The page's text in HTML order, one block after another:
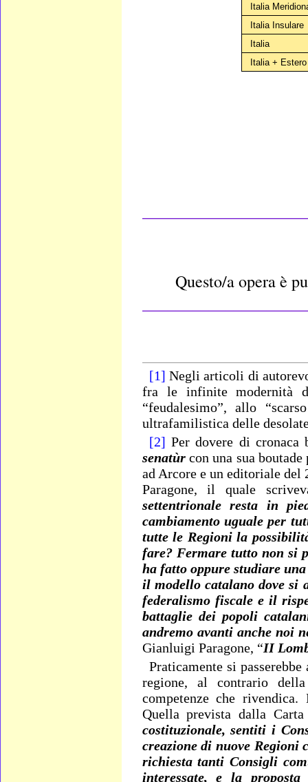
Italia
Italia Insulare
Italia
Italia + Estero
Questo/a opera è
[1] Negli articoli di
fra le infinite modernità
“feudalesimo”, allo
ultrafamilistica delle
[2] Per dovere di cronaca
senatùrcon una sua
ad Arcore e un editoriale del
Paragone, il quale
settentrionale resta in
cambiamento uguale per
tutte le Regioni la
fare? Fermare tutto non si
ha fatto oppure studiare
il modello catalano dove si
federalismo fiscale e il
battaglie dei popoli
andremo avanti anche noi
Gianluigi Paragone, “II
Praticamente si
regione, al contrario
competenze che
Quella prevista dalla
costituzionale, sentiti i
creazione di nuove
richiesta tanti Consigli
interessate, e la